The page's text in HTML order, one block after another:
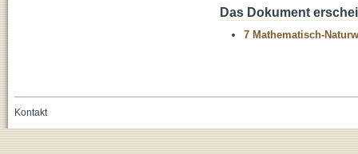
Das Dokument
7 Mathematisch-
Kontakt